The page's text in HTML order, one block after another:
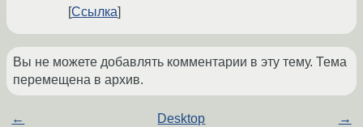
Ссылка
Вы не можете добавлять комментарии в эту тему. Тема
перемещена в архив.
← Desktop →